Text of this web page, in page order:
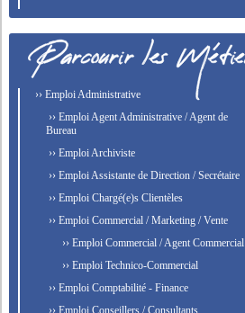
›› Emploi Administrative
›› Emploi Agent Administrative / Agent de
Bureau
›› Emploi Archiviste
›› Emploi Assistante de Direction / Secrétaire
›› Emploi Chargé(e)s Clientèles
›› Emploi Commercial / Marketing / Vente
›› Emploi Commercial / Agent Commercial
›› Emploi Technico-Commercial
›› Emploi Comptabilité - Finance
›› Emploi Conseillers / Consultants